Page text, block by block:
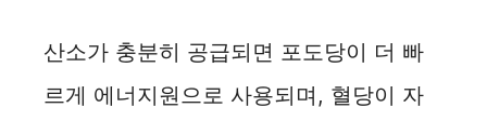
산소가 충분히 공급되면 포도당이 더 빠
르게 에너지원으로 사용되며, 혈당이 자